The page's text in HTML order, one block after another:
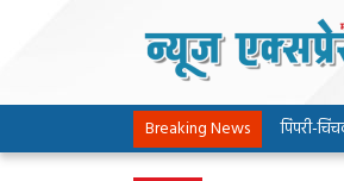
Breaking Newsपिंपरी-चिंचवड